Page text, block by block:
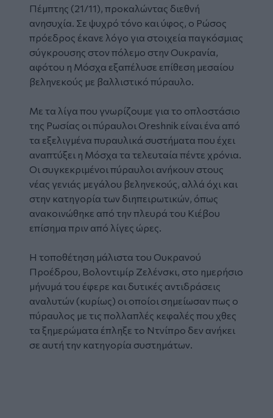
Πέμπτης (21/11), προκαλώντας διεθνή
ανησυχία. Σε ψυχρό τόνο και ύφος, ο Ρώσος
πρόεδρος έκανε λόγο για στοιχεία παγκόσμιας
σύγκρουσης στον πόλεμο στην Ουκρανία,
αφότου η Μόσχα εξαπέλυσε επίθεση μεσαίου
βεληνεκούς με βαλλιστικό πύραυλο.
Με τα λίγα που γνωρίζουμε για το οπλοστάσιο
της Ρωσίας οι πύραυλοι Oreshnik είναι ένα από
τα εξελιγμένα πυραυλικά συστήματα που έχει
αναπτύξει η Μόσχα τα τελευταία πέντε χρόνια.
Οι συγκεκριμένοι πύραυλοι ανήκουν στους
νέας γενιάς μεγάλου βεληνεκούς, αλλά όχι και
στην κατηγορία των διηπειρωτικών, όπως
ανακοινώθηκε από την πλευρά του Κιέβου
επίσημα πριν από λίγες ώρες.
Η τοποθέτηση μάλιστα του Ουκρανού
Προέδρου, Βολοντιμίρ Ζελένσκι, στο ημερήσιο
μήνυμά του έφερε και δυτικές αντιδράσεις
αναλυτών (κυρίως) οι οποίοι σημείωσαν πως ο
πύραυλος με τις πολλαπλές κεφαλές που χθες
τα ξημερώματα έπληξε το Ντνίπρο δεν ανήκει
σε αυτή την κατηγορία συστημάτων.